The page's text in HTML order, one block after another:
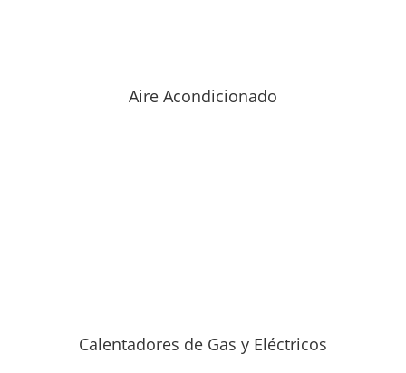
Aire Acondicionado
Calentadores de Gas y Eléctricos